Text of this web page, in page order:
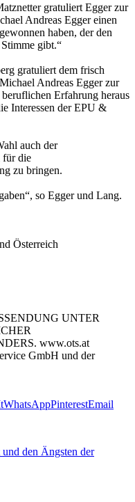
gratuliert Egger zur
Andreas Egger einen
haben, der den
gibt.“
gratuliert dem frisch
Andreas Egger zur
Erfahrung heraus
Interessen der EPU &
auch der
für die
zu bringen.
so Egger und Lang.
Österreich
UNTER
www.ots.at
GmbH und der
WhatsAppPinterestEmail
den Ängsten der